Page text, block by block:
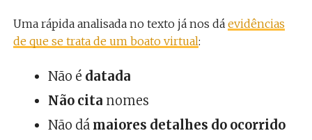
Uma rápida analisada no texto já nos dá evidências
de que se trata de um boato virtual:
Não é datada
Não cita nomes
Não dá maiores detalhes do ocorrido